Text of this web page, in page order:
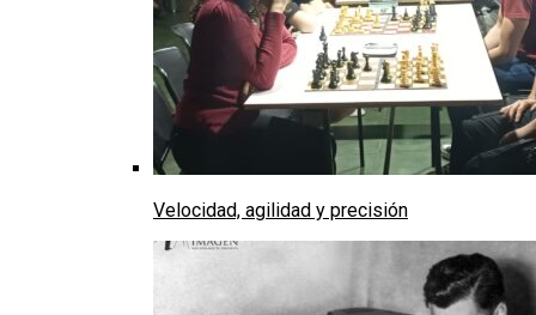
Velocidad, agilidad y precisión